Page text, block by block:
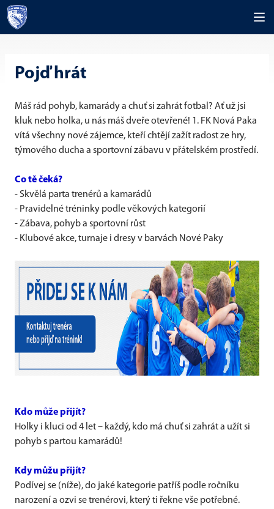
Pojď hrát
Máš rád pohyb, kamarády a chuť si zahrát fotbal? Ať už jsi
kluk nebo holka, u nás máš dveře otevřené! 1. FK Nová Paka
vítá všechny nové zájemce, kteří chtějí zažít radost ze hry,
týmového ducha a sportovní zábavu v přátelském prostředí.
Co tě čeká?
- Skvělá parta trenérů a kamarádů
- Pravidelné tréninky podle věkových kategorií
- Zábava, pohyb a sportovní růst
- Klubové akce, turnaje i dresy v barvách Nové Paky
Kdo může přijít?
Holky i kluci od 4 let – každý, kdo má chuť si zahrát a užít si
pohyb s partou kamarádů!
Kdy můžu přijít?
Podívej se (níže), do jaké kategorie patříš podle ročníku
narození a ozvi se trenérovi, který ti řekne vše potřebné.